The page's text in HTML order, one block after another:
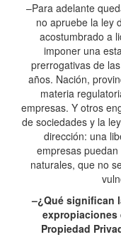
–Para adelante
no apruebe la ley
acostumbrado a
imponer una
prerrogativas de
años. Nación,
materia
empresas. Y otros
de sociedades y la
dirección: una
empresas
naturales, que no
–¿Qué significan
expropiaciones
Propiedad